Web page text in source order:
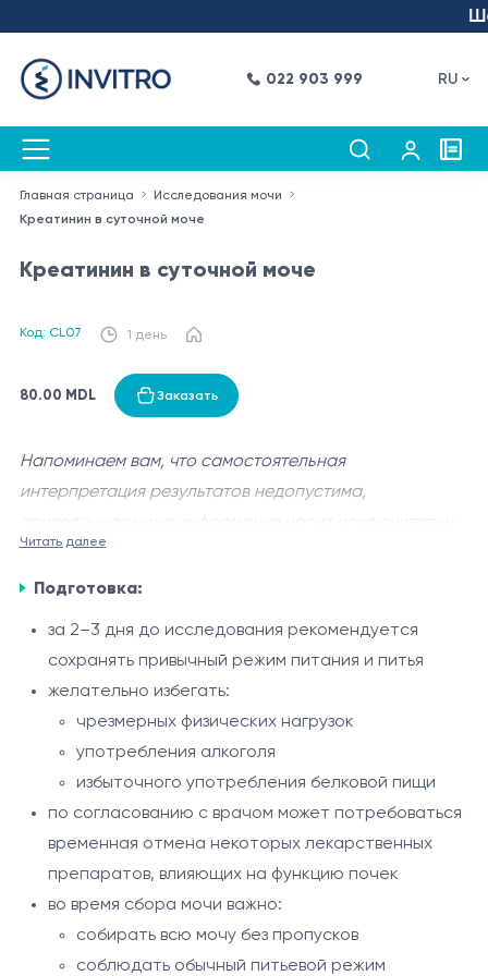
022 903 999 RU
Главная страница
Исследования мочи
Креатинин в суточной моче
Креатинин в суточной моче
Код: CL07 1 день
80.00 MDL Заказать
Напоминаем вам, что самостоятельная
интерпретация результатов недопустима,
справочный характер.
определяющее количество креатинина,
выделяемого с мочой в течение 24 часов. Креатинин
образуется в результате естественного обмена
веществ в мышцах и практически полностью
выводится почками. Анализ используется для оценки
функции почек, состояния обмена веществ и
расчёта клиренса креатинина.
Показания
оценка функции почек
подозрение на хронические заболевания почек
контроль при почечной недостаточности
расчёт клиренса креатинина
мониторинг состояния пациентов с
артериальной гипертензией и сахарным
диабетом
оценка эффективности лечения заболеваний
почек
Процедура
исследование проводится на суточной моче
первая утренняя порция мочи не собирается
далее вся моча в течение 24 часов собирается в
один чистый контейнер
Читать далее
Подготовка:
за 2–3 дня до исследования рекомендуется
сохранять привычный режим питания и питья
желательно избегать:
чрезмерных физических нагрузок
употребления алкоголя
избыточного употребления белковой пищи
по согласованию с врачом может потребоваться
временная отмена некоторых лекарственных
препаратов, влияющих на функцию почек
во время сбора мочи важно:
собирать всю мочу без пропусков
соблюдать обычный питьевой режим